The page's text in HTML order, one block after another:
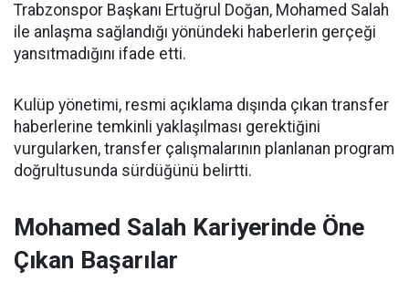
Trabzonspor Başkanı Ertuğrul Doğan, Mohamed Salah
ile anlaşma sağlandığı yönündeki haberlerin gerçeği
yansıtmadığını ifade etti.
Kulüp yönetimi, resmi açıklama dışında çıkan transfer
haberlerine temkinli yaklaşılması gerektiğini
vurgularken, transfer çalışmalarının planlanan program
doğrultusunda sürdüğünü belirtti.
Mohamed Salah Kariyerinde Öne
Çıkan Başarılar